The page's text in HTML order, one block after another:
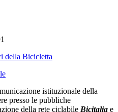
della Bicicletta
istituzionale della
presso le pubbliche
della rete ciclabile Bicitalia e